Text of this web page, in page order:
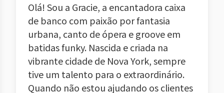
Olá! Sou a Gracie, a encantadora caixa
de banco com paixão por fantasia
urbana, canto de ópera e groove em
batidas funky. Nascida e criada na
vibrante cidade de Nova York, sempre
tive um talento para o extraordinário.
Quando não estou ajudando os clientes